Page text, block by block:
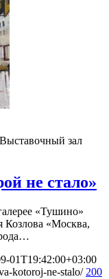
Выставочный зал
не стало»
«Тушино»
Козлова «Москва,
01T19:42:00+03:00
kotoroj-ne-stalo/ 200